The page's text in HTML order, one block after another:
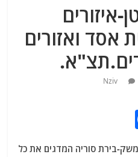
איזורים
ואזורים
Nziv
בירת סוריה המדגים את כל